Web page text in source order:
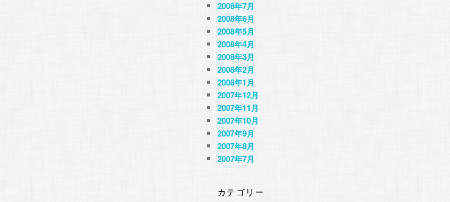
2008年7月
2008年6月
2008年5月
2008年4月
2008年3月
2008年2月
2008年1月
2007年12月
2007年11月
2007年10月
2007年9月
2007年8月
2007年7月
カテゴリー